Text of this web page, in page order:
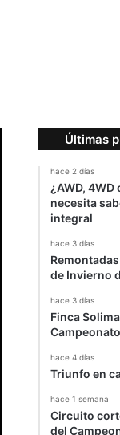
Últimas
hace 2 días
¿AWD,
necesita
integral
hace 3 días
de Invierno
hace 3 días
Finca
hace 4 días
Triunfo en
hace 1 semana
Circuito
del